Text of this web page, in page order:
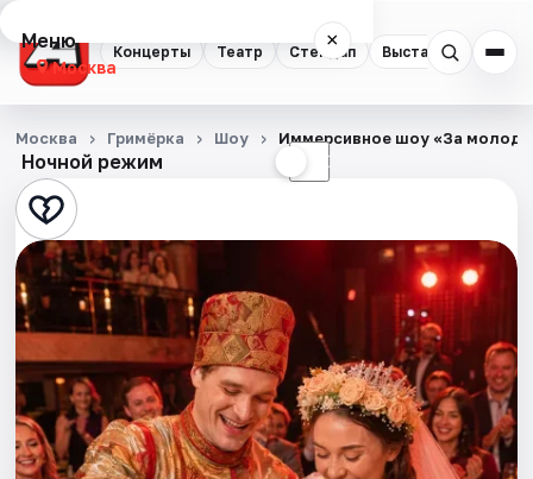
Концерты Театр Стендап Выставки
Меню ×
Москва
Концерты
Театр
Стендап
Выставки
Экскурсии
Спорт
Ночной режим ☾
Москва Гримёрка Шоу Иммерсивное шоу «За